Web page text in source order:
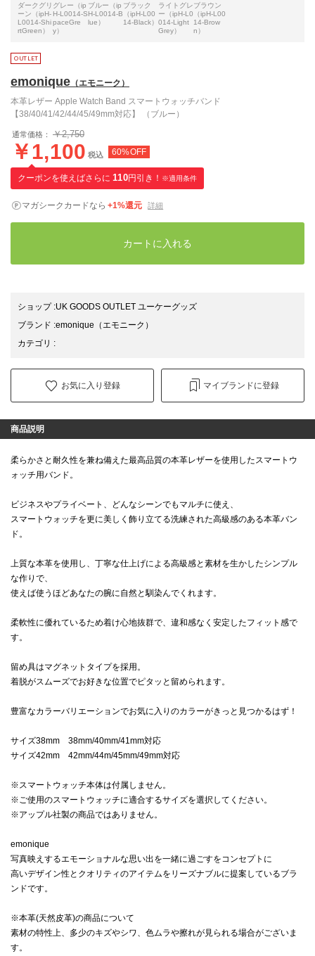
ダークグリ
ーン（ipH-
L0014-Shi
rtGreen）
グレー（ip
H-L0014-S
paceGre
y）
ブルー（ip
H-L0014-B
lue）
ブラック
（ipH-L00
14-Black）
ライトグレ
ー（ipH-L0
014-Light
Grey）
ブラウン
（ipH-L00
14-Brow
n）
emonique （エモニーク）
本革レザー Apple Watch Band スマートウォッチバンド
【38/40/41/42/44/45/49mm対応】 （ブルー）
通常価格： ￥2,750
￥1,100 税込 60%OFF
クーポンを使えばさらに 110円引き！ ※適用条件
マガシークカードなら +1%還元 詳細
カートに入れる
ショップ:UK GOODS OUTLET ユーケーグッズ
ブランド :emonique （エモニーク）
カテゴリ :
お気に入り登録 マイブランドに登録
商品説明
柔らかさと耐久性を兼ね備えた最高品質の本革レザーを使用したスマートウ
ォッチ用バンド。
ビジネスやプライベート、どんなシーンでもマルチに使え、
スマートウォッチを更に美しく飾り立てる洗練された高級感のある本革バン
ド。
上質な本革を使用し、丁寧な仕上げによる高級感と素材を生かしたシンプル
な作りで、
使えば使うほどあなたの腕に自然と馴染んでくれます。
柔軟性に優れているため着け心地抜群で、違和感なく安定したフィット感で
す。
留め具はマグネットタイプを採用。
着脱がスムーズでお好きな位置でピタッと留められます。
豊富なカラーバリエーションでお気に入りのカラーがきっと見つかるはず！
サイズ38mm 38mm/40mm/41mm対応
サイズ42mm 42mm/44m/45mm/49mm対応
※スマートウォッチ本体は付属しません。
※ご使用のスマートウォッチに適合するサイズを選択してください。
※アップル社製の商品ではありません。
emonique
写真映えするエモーショナルな思い出を一緒に過ごすをコンセプトに
高いデザイン性とクオリティのアイテムをリーズナブルに提案しているブラ
ンドです。
※本革(天然皮革)の商品について
素材の特性上、多少のキズやシワ、色ムラや擦れが見られる場合がございま
す。